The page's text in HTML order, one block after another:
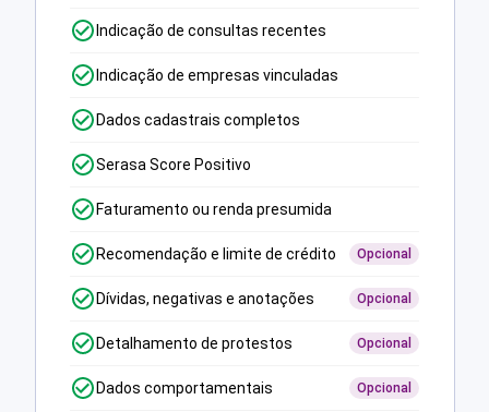
Indicação de consultas recentes
Indicação de empresas vinculadas
Dados cadastrais completos
Serasa Score Positivo
Faturamento ou renda presumida
Recomendação e limite de crédito Opcional
Dívidas, negativas e anotações Opcional
Detalhamento de protestos Opcional
Dados comportamentais Opcional